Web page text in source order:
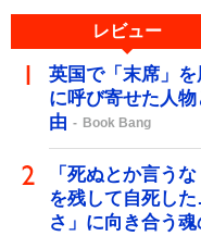
レビュー
英国で「末席」を
に呼び寄せた人
由
Book Bang
「死ぬとか言う
を残して自死し
さ」に向き合う